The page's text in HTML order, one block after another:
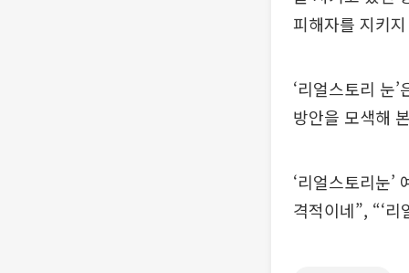
피해자를 지키
‘리얼스토리 눈
방안을 모색해
‘리얼스토리눈’
격적이네”, “‘